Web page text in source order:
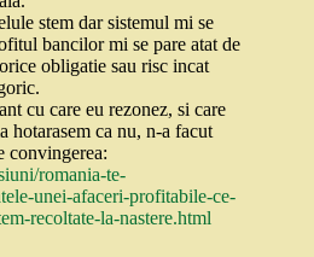
stem dar sistemul mi se
bancilor mi se pare atat de
obligatie sau risc incat
cu care eu rezonez, si care
hotarasem ca nu, n-a facut
convingerea:
romania-te-
unei-afaceri-profitabile-ce-
recoltate-la-nastere.html